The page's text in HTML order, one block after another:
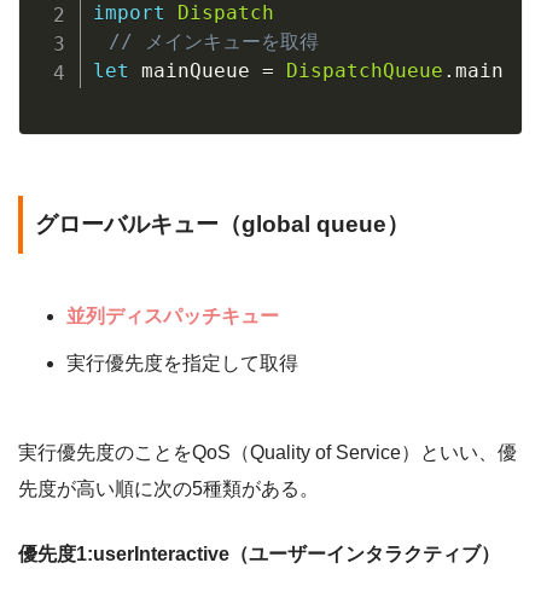
import
Dispatch
// メインキューを取得
let mainQueue = DispatchQueue .
グローバルキュー（global queue）
並列ディスパッチキュー
実行優先度を指定して取得
実行優先度のことをQoS（Quality of Service）といい、優
先度が高い順に次の5種類がある。
優先度1:userInteractive（ユーザーインタラクティブ）